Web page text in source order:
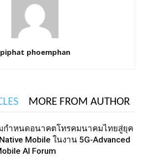
piphat phoemphan
MORE FROM AUTHOR
กำหนดอนาคตโทรคมนาคมไทยสู่ยุค
Mobile ในงาน 5G-Advanced
AI Forum